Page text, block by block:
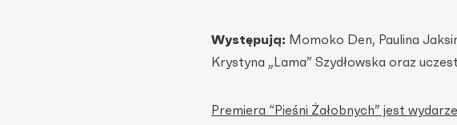
Występują: Momoko Den, Paulina
Krystyna „Lama” Szydłowska oraz
Premiera “Pieśni Żałobnych” jest